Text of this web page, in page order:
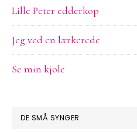
Lille Peter edderkop
Jeg ved en lærkerede
Se min kjole
DE SMÅ SYNGER